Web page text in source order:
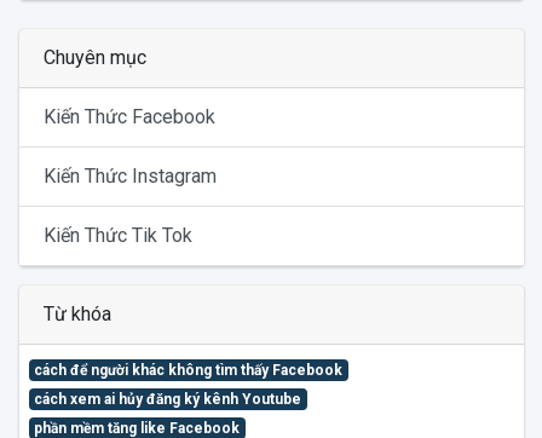
Chuyên mục
Kiến Thức Facebook
Kiến Thức Instagram
Kiến Thức Tik Tok
Từ khóa
cách để người khác không tìm thấy Facebook
cách xem ai hủy đăng ký kênh Youtube
phần mềm tăng like Facebook